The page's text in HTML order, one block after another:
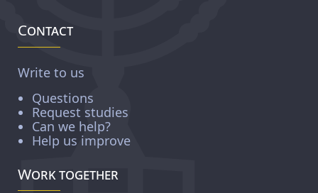
Contact
Write to us
Questions
Request studies
Can we help?
Help us improve
Work together